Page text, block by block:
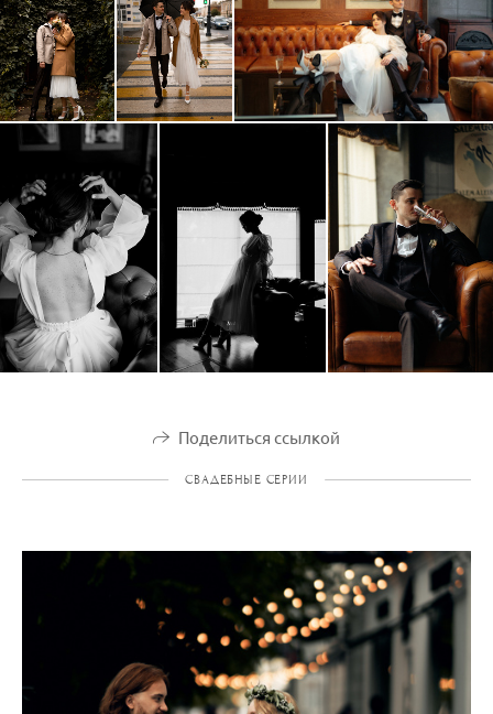
Поделиться ссылкой
СВАДЕБНЫЕ СЕРИИ